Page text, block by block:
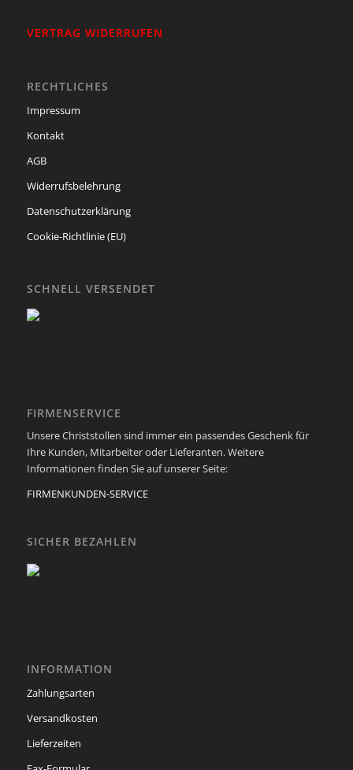
VERTRAG WIDERRUFEN
RECHTLICHES
Impressum
Kontakt
AGB
Widerrufsbelehrung
Datenschutzerklärung
Cookie-Richtlinie (EU)
SCHNELL VERSENDET
FIRMENSERVICE
Unsere Christstollen sind immer ein passendes Geschenk für
Ihre Kunden, Mitarbeiter oder Lieferanten. Weitere
Informationen finden Sie auf unserer Seite:
FIRMENKUNDEN-SERVICE
SICHER BEZAHLEN
INFORMATION
Zahlungsarten
Versandkosten
Lieferzeiten